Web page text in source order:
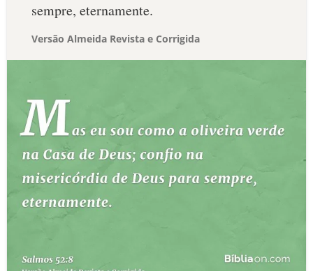
sempre, eternamente.
Versão Almeida Revista e Corrigida